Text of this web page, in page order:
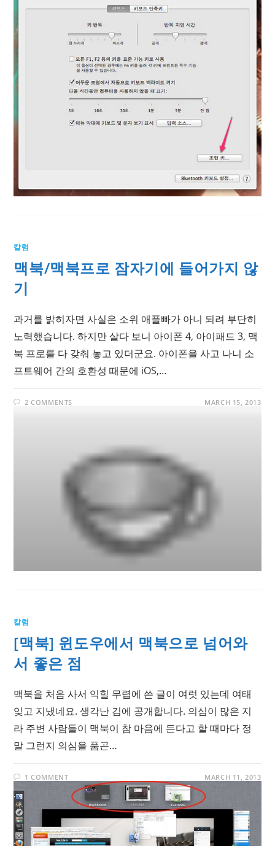
칼럼
맥북/맥북프로 잠자기에 들어가지 않
기
과거를 밝히자면 사실은 소위 애플빠가 아니 되려 부단히
노력했습니다. 하지만 살다 보니 아이폰 4, 아이패드 3, 맥
북 프로를 다 갖춰 놓고 있더군요. 아이폰을 사고 나니 소
프트웨어 간의 호환성 때문에 iOS,…
2 COMMENTS MARCH 15, 2013
칼럼
[맥북] 윈도우에서 맥북으로 넘어와
서 좋은 점
맥북을 처음 사서 익힐 무렵에 쓴 글이 여럿 있는데 여태
잊고 지냈네요. 생각난 김에 공개합니다. 의심이 많은 지
라 주변 사람들이 맥북이 참 마음에 든다고 할 때마다 정
말 그런지 의심을 품곤…
1 COMMENT MARCH 11, 2013